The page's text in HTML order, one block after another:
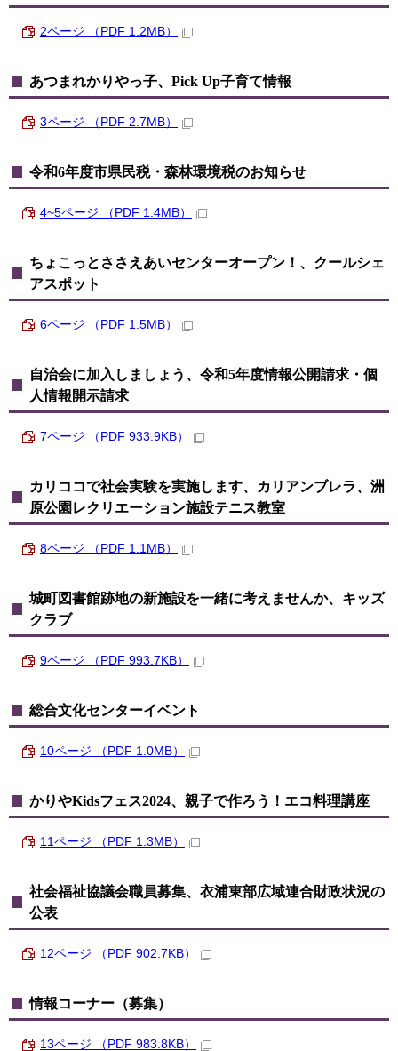
2ページ （PDF 1.2MB）
あつまれかりやっ子、Pick Up子育て情報
3ページ （PDF 2.7MB）
令和6年度市県民税・森林環境税のお知らせ
4~5ページ （PDF 1.4MB）
ちょこっとささえあいセンターオープン！、クールシェ
アスポット
6ページ （PDF 1.5MB）
自治会に加入しましょう、令和5年度情報公開請求・個
人情報開示請求
7ページ （PDF 933.9KB）
カリココで社会実験を実施します、カリアンブレラ、洲
原公園レクリエーション施設テニス教室
8ページ （PDF 1.1MB）
城町図書館跡地の新施設を一緒に考えませんか、キッズ
クラブ
9ページ （PDF 993.7KB）
総合文化センターイベント
10ページ （PDF 1.0MB）
かりやKidsフェス2024、親子で作ろう！エコ料理講座
11ページ （PDF 1.3MB）
社会福祉協議会職員募集、衣浦東部広域連合財政状況の
公表
12ページ （PDF 902.7KB）
情報コーナー（募集）
13ページ （PDF 983.8KB）